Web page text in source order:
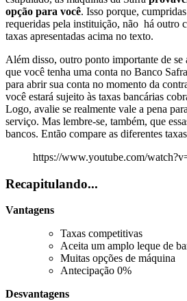
opção para você. Isso porque,
requeridas pela instituição, não há outro
taxas apresentadas acima no texto.
Além disso, outro ponto importante de se
que você tenha uma conta no Banco
para abrir sua conta no momento da
você estará sujeito às taxas bancárias
Logo, avalie se realmente vale a pena
serviço. Mas lembre-se, também, que
bancos. Então compare as diferentes
https://www.youtube.com/
Recapitulando...
Vantagens
Taxas competitivas
Aceita um amplo leque de
Muitas opções de máquina
Antecipação 0%
Desvantagens